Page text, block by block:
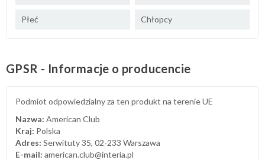
Płeć Chłopcy
GPSR - Informacje o producencie
Podmiot odpowiedzialny za ten produkt na terenie UE
Nazwa: American Club
Kraj: Polska
Adres: Serwituty 35, 02-233 Warszawa
E-mail: american.club@interia.pl